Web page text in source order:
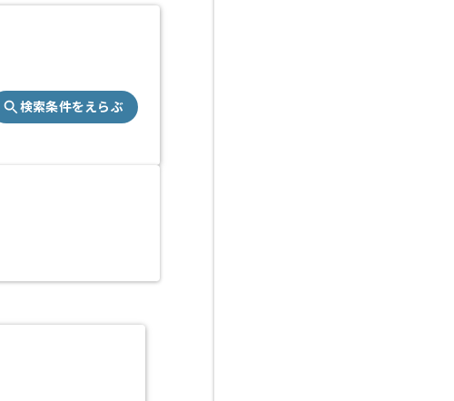
検索条件をえらぶ